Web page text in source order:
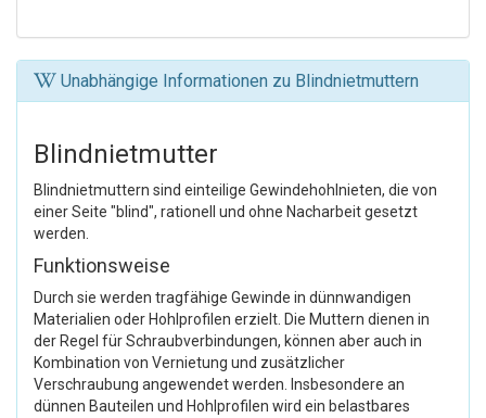
Unabhängige Informationen zu Blindnietmuttern
Blindnietmutter
Blindnietmuttern sind einteilige Gewindehohlnieten, die von
einer Seite "blind", rationell und ohne Nacharbeit gesetzt
werden.
Funktionsweise
Durch sie werden tragfähige Gewinde in dünnwandigen
Materialien oder Hohlprofilen erzielt. Die Muttern dienen in
der Regel für Schraubverbindungen, können aber auch in
Kombination von Vernietung und zusätzlicher
Verschraubung angewendet werden. Insbesondere an
dünnen Bauteilen und Hohlprofilen wird ein belastbares